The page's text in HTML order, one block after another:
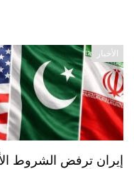
الأخبار
إيران ترفض الشروط